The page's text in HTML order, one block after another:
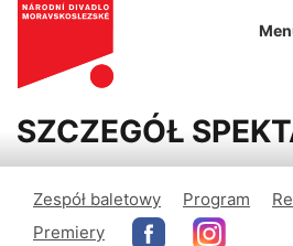
SZCZEGÓŁ
Zespół baletowy Program
Premiery